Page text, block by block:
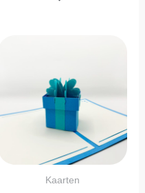
Kaarten